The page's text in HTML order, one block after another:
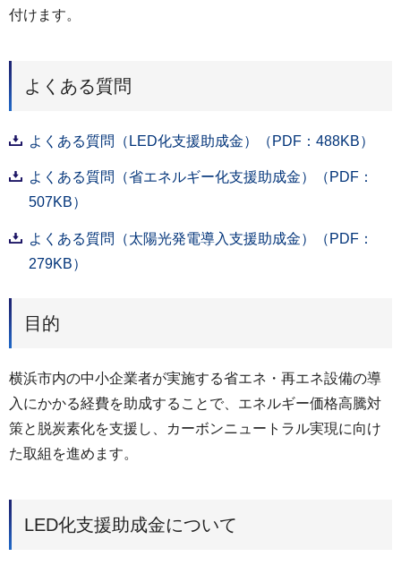
付けます。
よくある質問
よくある質問（LED化支援助成金）（PDF：488KB）
よくある質問（省エネルギー化支援助成金）（PDF：
507KB）
よくある質問（太陽光発電導入支援助成金）（PDF：
279KB）
目的
横浜市内の中小企業者が実施する省エネ・再エネ設備の導
入にかかる経費を助成することで、エネルギー価格高騰対
策と脱炭素化を支援し、カーボンニュートラル実現に向け
た取組を進めます。
LED化支援助成金について